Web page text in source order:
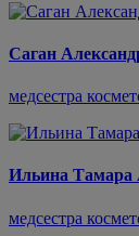
Саган
медсестра
Ильина Тамара
медсестра